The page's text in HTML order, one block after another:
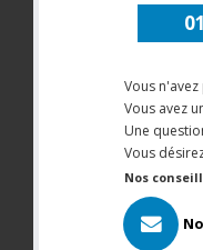
Vous
Vous avez
Une
Vous
Nos